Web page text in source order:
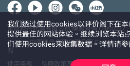
中原地产代理有限公司 牌照号码 C-000227
@ 2026 中原地产代理有限公司 Centaline
有
使用条款
私隐政策声明 免责声明
我们透过使用cookies以评价阁下在
提供最佳的网站体验。继续浏览本站
们使用cookies来收集数据。详情请